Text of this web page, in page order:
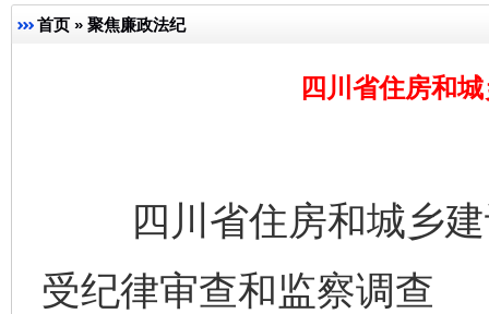
首页 » 聚焦廉政法纪
四川省住房和
四川省住房和城乡建
受纪律审查和监察调查